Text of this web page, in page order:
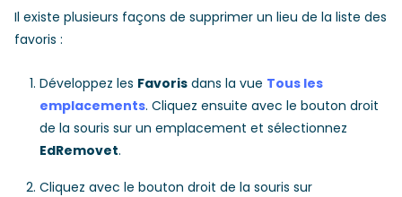
Il existe plusieurs façons de supprimer un lieu de la liste des
favoris :
Développez les Favoris dans la vue Tous les
emplacements. Cliquez ensuite avec le bouton droit
de la souris sur un emplacement et sélectionnez
EdRemovet.
Cliquez avec le bouton droit de la souris sur